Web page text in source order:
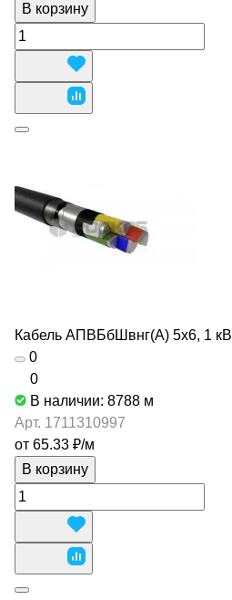
В корзину
Кабель АПВБбШвнг(А) 5х6, 1 кВ
0
0
В наличии: 8788 м
Арт. 1711310997
от 65.33 ₽/м
В корзину